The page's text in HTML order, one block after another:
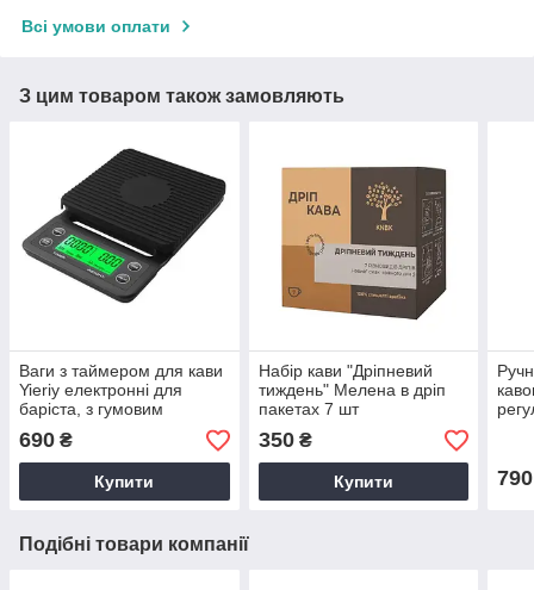
Всі умови оплати
З цим товаром також замовляють
Ваги з таймером для кави
Yieriy електронні для
баріста, з гумовим
ковриком, кавові настільні
для кав'ярні
690 ₴
Купити
Набір кави "Дріпневий
тиждень" Мелена в дріп
пакетах 7 шт
350₴
Купити 790
Подібні товари компанії